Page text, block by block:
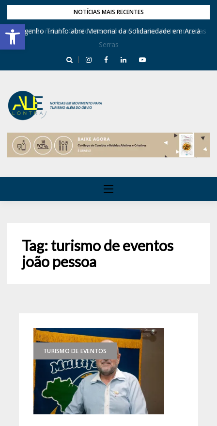
Barra de Ferramentas Aberta
NOTÍCIAS MAIS RECENTES
Dona Inês recebe Geraldo Azevedo no Festival de Inverno das
Serras
Engenho Triunfo abre Memorial da Solidariedade em Areia
Tag:turismo de eventos
joão pessoa
TURISMO DE EVENTOS